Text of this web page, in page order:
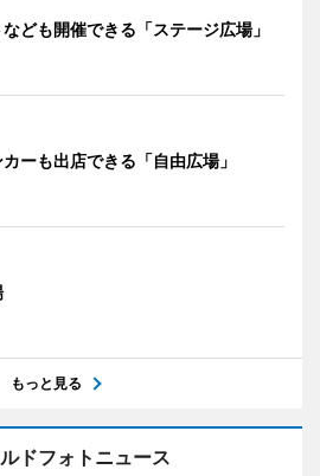
ども開催できる「ステージ広場」
ーも出店できる「自由広場」
もっと見る
ドフォトニュース